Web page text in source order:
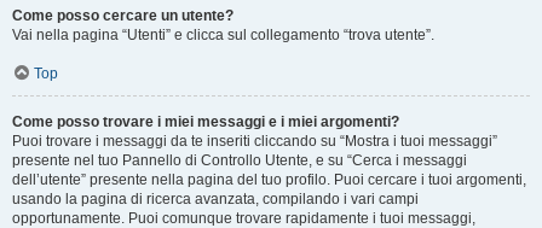
Come posso cercare un utente?
Vai nella pagina “Utenti” e clicca sul collegamento “trova utente”.
Top
Come posso trovare i miei messaggi e i miei argomenti?
Puoi trovare i messaggi da te inseriti cliccando su “Mostra i tuoi messaggi”
presente nel tuo Pannello di Controllo Utente, e su “Cerca i messaggi
dell’utente” presente nella pagina del tuo profilo. Puoi cercare i tuoi argomenti,
usando la pagina di ricerca avanzata, compilando i vari campi
opportunamente. Puoi comunque trovare rapidamente i tuoi messaggi,